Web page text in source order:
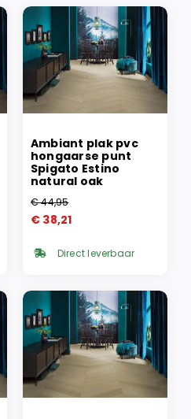
Ambiant plak pvc
hongaarse punt
Spigato Estino
natural oak
€44,95
Oorspronkelijke
was:
€ 38,21
Huidige
is: Direct leverbaar